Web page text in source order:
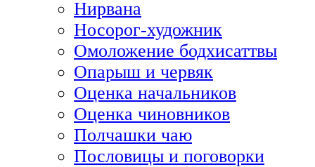
Нирвана
Носорог-художник
Омоложение бодхисаттвы
Опарыш и червяк
Оценка начальников
Оценка чиновников
Полчашки чаю
Пословицы и поговорки